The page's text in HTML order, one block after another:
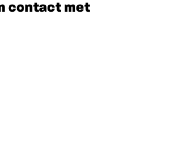
contact met